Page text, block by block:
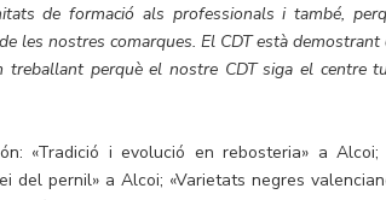
de formació als professionals i també,
les nostres comarques. El CDT està
treballant perquè el nostre CDT siga el centre
«Tradició i evolució en rebosteria» a
del pernil» a Alcoi; «Varietats negres